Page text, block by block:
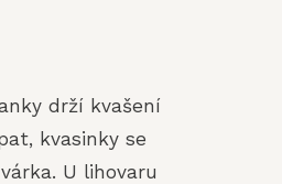
drží kvašení
kvasinky se
U lihovaru